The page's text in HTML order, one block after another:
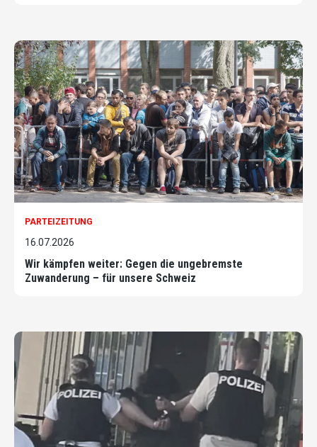
PARTEIZEITUNG
16.07.2026
Wir kämpfen weiter: Gegen die ungebremste
Zuwanderung – für unsere Schweiz